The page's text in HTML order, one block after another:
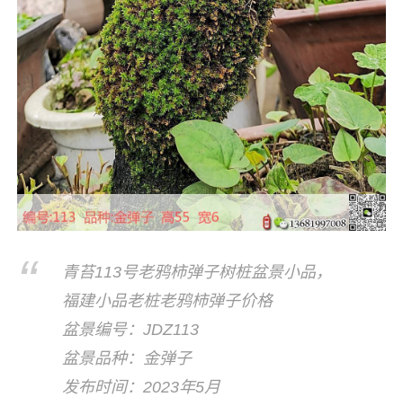
青苔113号老鸦柿弹子树桩盆景小品，
福建小品老桩老鸦柿弹子价格
盆景编号：JDZ113
盆景品种：金弹子
发布时间：2023年5月